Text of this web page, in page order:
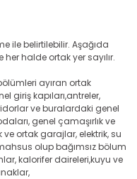
ile belirtilebilir. Aşağıda
her halde ortak yer sayılır.
ayıran ortak
giriş kapıları,antreler,
ve buralardaki genel
genel çamaşırlık ve
ortak garajlar, elektrik, su
olup bağımsız bölum
kalorifer daireleri,kuyu ve